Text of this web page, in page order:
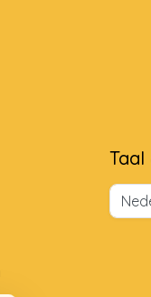
Taal